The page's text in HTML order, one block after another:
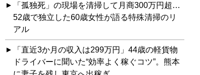
「孤独死」の現場を清掃して月商300万円超…
52歳で独立した60歳女性が語る特殊清掃のリ
アル
「直近3か月の収入は299万円」44歳の軽貨物
ドライバーに聞いた“効率よく稼ぐコツ”。熊本